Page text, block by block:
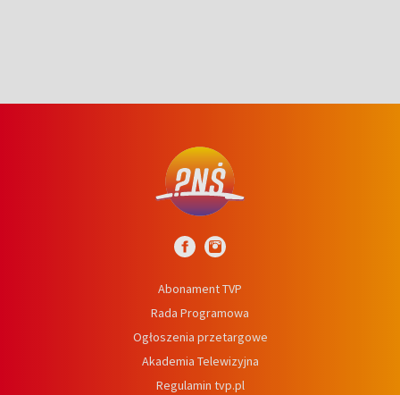
Abonament TVP
Rada Programowa
Ogłoszenia przetargowe
Akademia Telewizyjna
Regulamin tvp.pl